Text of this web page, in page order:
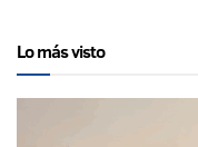
Lo más visto